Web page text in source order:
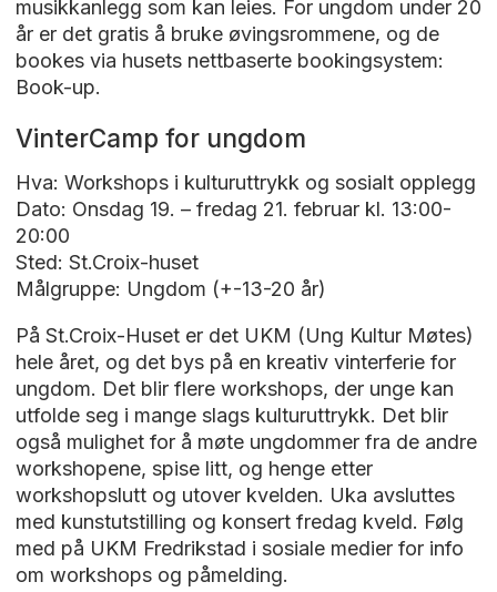
musikkanlegg som kan leies. For ungdom under 20
år er det gratis å bruke øvingsrommene, og de
bookes via husets nettbaserte bookingsystem:
Book-up.
VinterCamp for ungdom
Hva: Workshops i kulturuttrykk og sosialt opplegg
Dato: Onsdag 19. – fredag 21. februar kl. 13:00-
20:00
Sted: St.Croix-huset
Målgruppe: Ungdom (+-13-20 år)
På St.Croix-Huset er det UKM (Ung Kultur Møtes)
hele året, og det bys på en kreativ vinterferie for
ungdom. Det blir flere workshops, der unge kan
utfolde seg i mange slags kulturuttrykk. Det blir
også mulighet for å møte ungdommer fra de andre
workshopene, spise litt, og henge etter
workshopslutt og utover kvelden. Uka avsluttes
med kunstutstilling og konsert fredag kveld. Følg
med på UKM Fredrikstad i sosiale medier for info
om workshops og påmelding.